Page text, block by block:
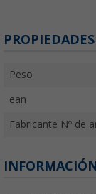
PROPIEDADES
Peso
ean
Fabricante Nº de